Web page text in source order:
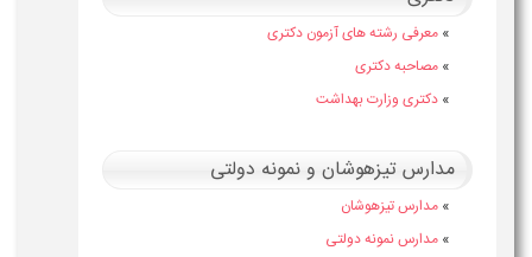
» معرفی رشته های آزمون دکتری
» مصاحبه دکتری
» دکتری وزارت بهداشت
مدارس تیزهوشان و نمونه دولتی
» مدارس تیزهوشان
» مدارس نمونه دولتی